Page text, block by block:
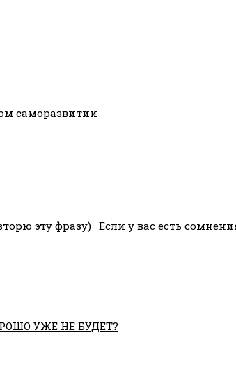
саморазвитии
эту фразу)⠀Если у вас есть
УЖЕ НЕ БУДЕТ?